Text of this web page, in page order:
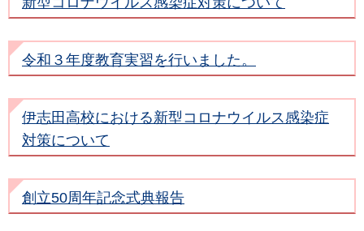
令和３年度教育実習を行いました。
伊志田高校における新型コロナウイルス感染症
対策について
創立50周年記念式典報告